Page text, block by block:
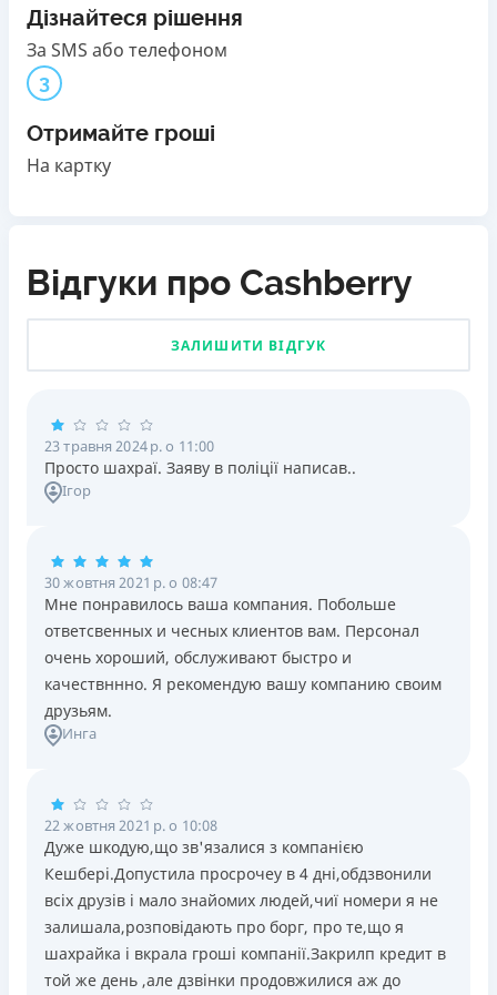
Дізнайтеся рішення
За SMS або телефоном
3
Отримайте гроші
На картку
Відгуки про Cashberry
ЗАЛИШИТИ ВІДГУК
23 травня 2024 р. о 11:00
Просто шахраї. Заяву в поліції написав..
Ігор
30 жовтня 2021 р. о 08:47
Мне понравилось ваша компания. Побольше
ответсвенных и чесных клиентов вам. Персонал
очень хороший, обслуживают быстро и
качествннно. Я рекомендую вашу компанию своим
друзьям.
Инга
22 жовтня 2021 р. о 10:08
Дуже шкодую,що зв'язалися з компанією
Кешбері.Допустила просрочеу в 4 дні,обдзвонили
всіх друзів і мало знайомих людей,чиї номери я не
залишала,розповідають про борг, про те,що я
шахрайка і вкрала гроші компанії.Закрилп кредит в
той же день ,але дзвінки продовжилися аж до